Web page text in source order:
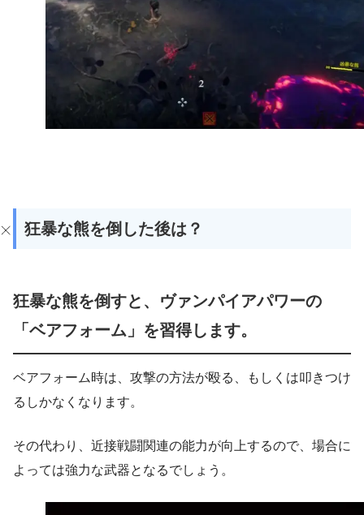
狂暴な熊を倒した後は？
狂暴な熊を倒すと、ヴァンパイアパワーの
「ベアフォーム」を習得します。
ベアフォーム時は、攻撃の方法が殴る、もしくは叩きつけ
るしかなくなります。
その代わり、近接戦闘関連の能力が向上するので、場合に
よっては強力な武器となるでしょう。